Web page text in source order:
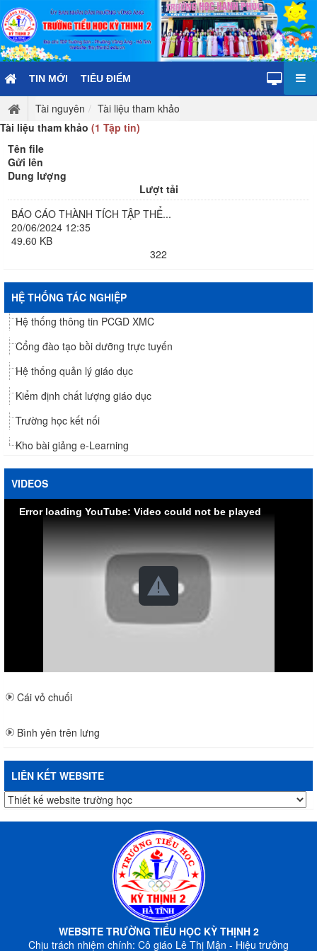
TIN MỚI TIÊU ĐIỂM
Tài nguyên
Tài liệu tham khảo
Tài liệu tham khảo (1 Tập tin)
Tên file
Gửi lên
Dung lượng
Lượt tải
BÁO CÁO THÀNH TÍCH TẬP THỂ...
20/06/2024 12:35
49.60 KB
322
HỆ THỐNG TÁC NGHIỆP
Hệ thống thông tin PCGD XMC
Cổng đào tạo bồi dưỡng trực tuyến
Hệ thống quản lý giáo dục
Kiểm định chất lượng giáo dục
Trường học kết nối
Kho bài giảng e-Learning
VIDEOS
Error loading YouTube: Video could not be played
Cái vỏ chuối
Bình yên trên lưng
LIÊN KẾT WEBSITE
WEBSITE TRƯỜNG TIỂU HỌC KỲ THỊNH 2
Chịu trách nhiệm chính: Cô giáo Lê Thị Mận - Hiệu trưởng